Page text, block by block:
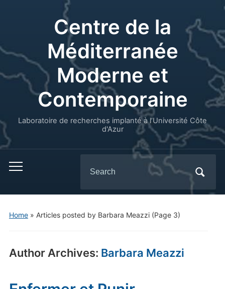
Centre de la
Méditerranée
Moderne et
Contemporaine
Laboratoire de recherches implanté à l’Université Côte
d'Azur
for:
Home» Articles posted by Barbara Meazzi(Page 3)
Author Archives: Barbara Meazzi